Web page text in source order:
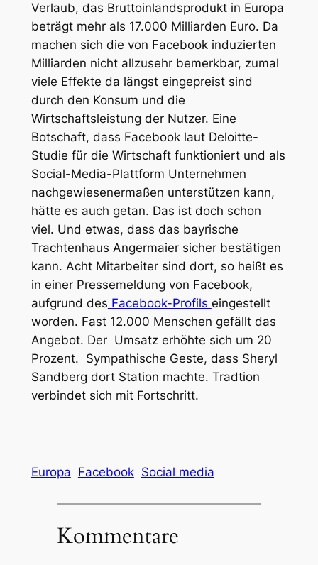
Verlaub, das Bruttoinlandsprodukt in Europa
beträgt mehr als 17.000 Milliarden Euro. Da
machen sich die von Facebook induzierten
Milliarden nicht allzusehr bemerkbar, zumal
viele Effekte da längst eingepreist sind
durch den Konsum und die
Wirtschaftsleistung der Nutzer. Eine
Botschaft, dass Facebook laut Deloitte-
Studie für die Wirtschaft funktioniert und als
Social-Media-Plattform Unternehmen
nachgewiesenermaßen unterstützen kann,
hätte es auch getan. Das ist doch schon
viel. Und etwas, dass das bayrische
Trachtenhaus Angermaier sicher bestätigen
kann. Acht Mitarbeiter sind dort, so heißt es
in einer Pressemeldung von Facebook,
aufgrund des Facebook-Profils eingestellt
worden. Fast 12.000 Menschen gefällt das
Angebot. Der Umsatz erhöhte sich um 20
Prozent. Sympathische Geste, dass Sheryl
Sandberg dort Station machte. Tradtion
verbindet sich mit Fortschritt.
Europa Facebook Social media
Kommentare